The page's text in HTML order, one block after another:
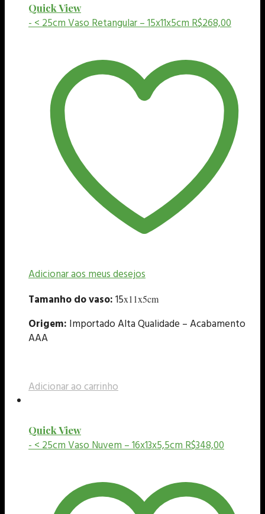
Quick View
- < 25cmVaso Retangular – 15x11x5cmR$268,00
Adicionar aos meus desejos
Tamanho do vaso:15x11x5cm
Origem: Importado Alta Qualidade – Acabamento
AAA
Adicionar ao carrinho
Quick View
- < 25cmVaso Nuvem – 16x13x5,5cmR$348,00